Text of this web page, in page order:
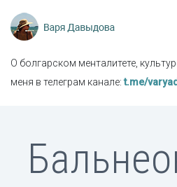
О болгарском менталитете,
меня в телеграм канале:t.me/